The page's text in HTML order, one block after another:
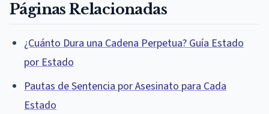
Páginas Relacionadas
¿Cuánto Dura una Cadena Perpetua? Guía Estado
por Estado
Pautas de Sentencia por Asesinato para Cada
Estado